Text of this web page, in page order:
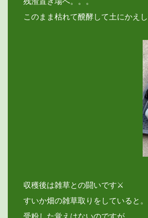
このまま枯れて醗酵して土にかえ
収穫後は雑草との闘いです⚔
すいか畑の雑草取りをしていると。
受粉した覚えはないのですが、